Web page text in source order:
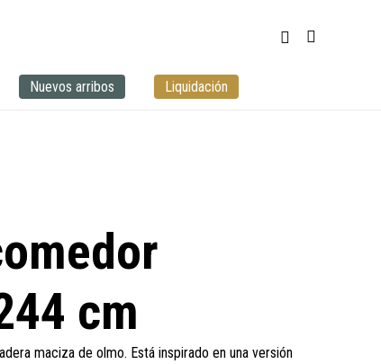
Nuevos arribos Liquidación
cm
maciza de olmo. Está inspirado en una versión